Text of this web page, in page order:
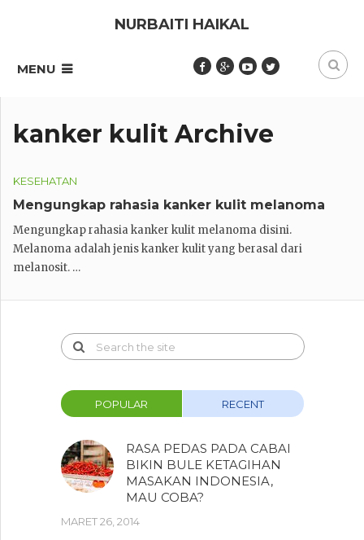
NURBAITI HAIKAL
MENU
kanker kulit Archive
KESEHATAN
Mengungkap rahasia kanker kulit melanoma
Mengungkap rahasia kanker kulit melanoma disini.
Melanoma adalah jenis kanker kulit yang berasal dari
melanosit. …
POPULAR RECENT
RASA PEDAS PADA CABAI
BIKIN BULE KETAGIHAN
MASAKAN INDONESIA,
MAU COBA?
MARET 26, 2014